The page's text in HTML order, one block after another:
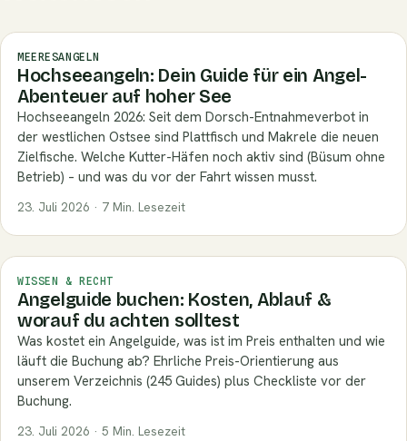
MEERESANGELN
Hochseeangeln: Dein Guide für ein Angel-
Abenteuer auf hoher See
Hochseeangeln 2026: Seit dem Dorsch-Entnahmeverbot in
der westlichen Ostsee sind Plattfisch und Makrele die neuen
Zielfische. Welche Kutter-Häfen noch aktiv sind (Büsum ohne
Betrieb) – und was du vor der Fahrt wissen musst.
23. Juli 2026 · 7 Min. Lesezeit
WISSEN & RECHT
Angelguide buchen: Kosten, Ablauf &
worauf du achten solltest
Was kostet ein Angelguide, was ist im Preis enthalten und wie
läuft die Buchung ab? Ehrliche Preis-Orientierung aus
unserem Verzeichnis (245 Guides) plus Checkliste vor der
Buchung.
23. Juli 2026 · 5 Min. Lesezeit